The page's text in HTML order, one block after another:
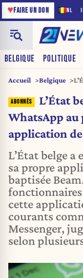
NL
♥FAIRE UN DON
BELGIQUE POLITIQUE
Accueil Belgique
L’État
WhatsApp au
application
L’État belge
sa propre
baptisée
cette
courants
Messenger,
selon